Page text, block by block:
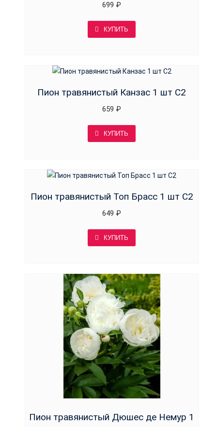
699 ₽
КУПИТЬ
Пион травянистый Канзас 1 шт С2
659 ₽
КУПИТЬ
Пион травянистый Топ Брасс 1 шт С2
649 ₽
КУПИТЬ
Пион травянистый Дюшес де Немур 1